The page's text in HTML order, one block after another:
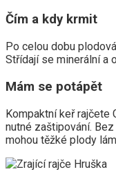
Čím a kdy krmit
Po celou dobu
Střídají se minerální a
Mám se potápět
Kompaktní keř rajčete
nutné zaštipování.
mohou těžké plody